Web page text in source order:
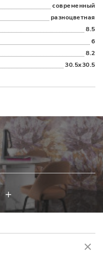
современный
разноцветная
8.5
6
8.2
30.5x30.5